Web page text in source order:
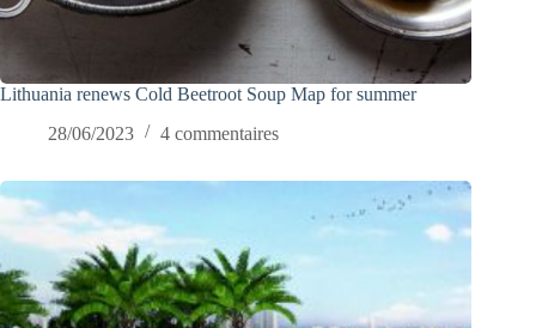
Lithuania renews Cold Beetroot Soup Map for summer
28/06/2023
4 commentaires